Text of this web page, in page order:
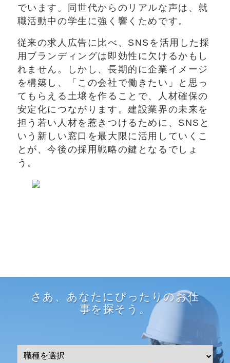
でいます。同世代からのリアルな声は、就
職活動中の学生に強く響くためです。
従来の求人広告に比べ、SNSを活用した採
用ブランディングは即効性に欠けるかもし
れません。しかし、長期的に企業イメージ
を構築し、「この会社で働きたい」と思っ
てもらえる土壌を作ることで、人材確保の
安定化につながります。建設業界の未来を
担う若い人材を惹きつけるために、SNSと
いう新しい窓口を最大限に活用していくこ
とが、今後の採用戦略の鍵となるでしょ
う。
さあ、あなたにぴったりのお仕
事を探そう。